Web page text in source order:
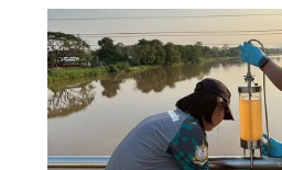
สหพันธ์สาธารณรัฐเยอรมนีที่สนับส
เคลื่อนเศรษฐกิจหมุนเวียน
การจัดการบรรจุภัณฑ์พลาสติกและป้